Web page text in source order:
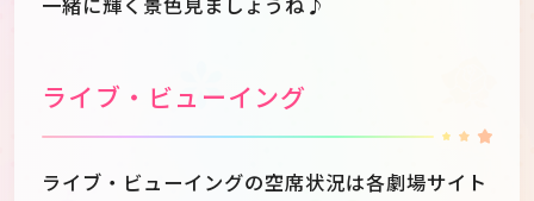
ライブ・ビューイング
ライブ・ビューイングの空席状況は各劇場サイト